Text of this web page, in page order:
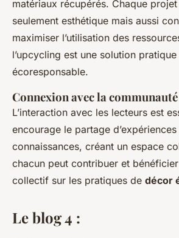
matériaux récupérés. Chaque
seulement esthétique mais aussi
maximiser l’utilisation des
l’upcycling est une solution pratique
écoresponsable.
Connexion avec la communauté
L’interaction avec les lecteurs est
encourage le partage
connaissances, créant un espace
chacun peut contribuer et bénéficier
collectif sur les pratiques de décor
Le blog 4 :